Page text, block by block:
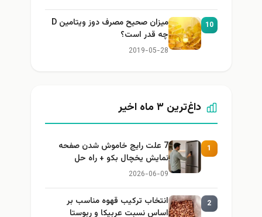
میزان صحیح مصرف دوز ویتامین D
چه قدر است؟
2019-05-28
داغ‌ترین ۳ ماه اخیر
7 علت رایج خاموش شدن صفحه
نمایش یخچال بکو + راه حل
2026-06-09
انتخاب ترکیب قهوه مناسب بر
اساس نسبت عربیکا و ربوستا